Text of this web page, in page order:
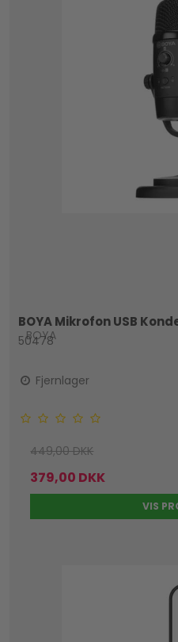
BOYA Mikrofon USB
BOYA
50478
Fjernlager
449,00 DKK
379,00 DKK
VIS